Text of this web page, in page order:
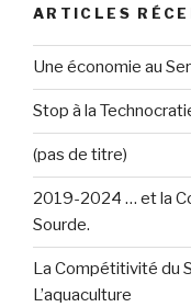
ARTICLES
Une économie au
Stop à la
(pas de titre)
2019-2024 … et la
Sourde.
La Compétitivité du
L’aquaculture